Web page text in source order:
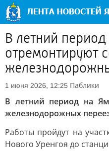
В летний
отремонтируют
1 июня 2026, 12:25 Паблики
В летний период на
железнодорожных
Работы пройдут на
Нового Уренгоя до